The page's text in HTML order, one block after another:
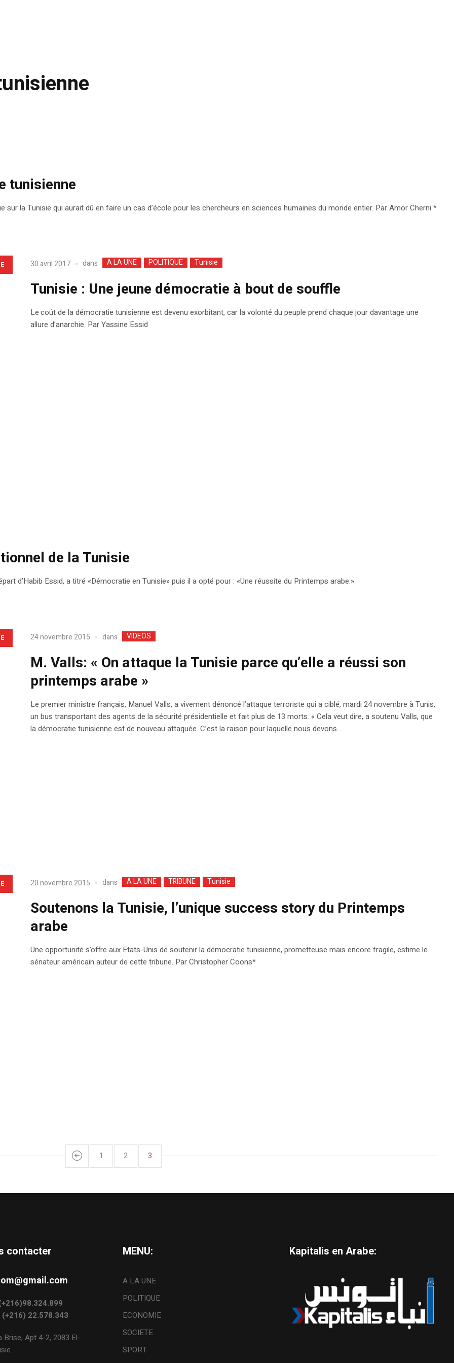
tunisienne
sur la Tunisie qui aurait dû en faire un cas d’école pour les chercheurs en sciences humaines du monde entier. Par Amor Cherni *
30 avril 2017 dans A LA UNE POLITIQUE Tunisie
Tunisie : Une jeune démocratie à bout de souffle
Le coût de la démocratie tunisienne est devenu exorbitant, car la volonté du peuple prend chaque jour davantage une
allure d’anarchie. Par Yassine Essid
de la Tunisie
d’Habib Essid, a titré «Démocratie en Tunisie» puis il a opté pour : «Une réussite du Printemps arabe.»
24 novembre 2015 dans VIDEOS
M. Valls: « On attaque la Tunisie parce qu’elle a réussi son
printemps arabe »
Le premier ministre français, Manuel Valls, a vivement dénoncé l’attaque terroriste qui a ciblé, mardi 24 novembre à Tunis,
un bus transportant des agents de la sécurité présidentielle et fait plus de 13 morts. « Cela veut dire, a soutenu Valls, que
la démocratie tunisienne est de nouveau attaquée. C’est la raison pour laquelle nous devons...
20 novembre 2015 dans A LA UNE TRIBUNE Tunisie
Soutenons la Tunisie, l’unique success story du Printemps
arabe
Une opportunité s’offre aux Etats-Unis de soutenir la démocratie tunisienne, prometteuse mais encore fragile, estime le
sénateur américain auteur de cette tribune. Par Christopher Coons*
1 2 3
contacter
22.578.343
Brise, Apt 4-2, 2083 El-
MENU:
A LA UNE
POLITIQUE
ECONOMIE
SOCIETE
SPORT
Kapitalis en Arabe: